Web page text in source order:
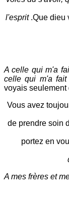
l'esprit .Que dieu
A celle qui m'a
celle qui m'a fait
voyais seulement
Vous avez
de prendre soin
portez en
A mes frères et